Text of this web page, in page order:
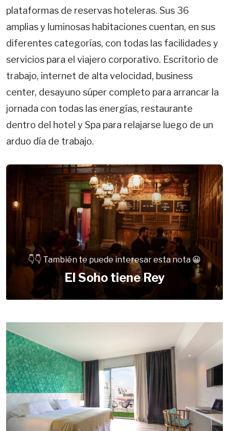
plataformas de reservas hoteleras. Sus 36
amplias y luminosas habitaciones cuentan, en sus
diferentes categorías, con todas las facilidades y
servicios para el viajero corporativo. Escritorio de
trabajo, internet de alta velocidad, business
center, desayuno súper completo para arrancar la
jornada con todas las energías, restaurante
dentro del hotel y Spa para relajarse luego de un
arduo día de trabajo.
👇👇 También te puede interesar esta nota 😀
El Soho tiene Rey